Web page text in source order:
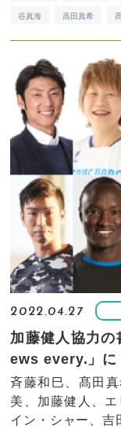
谷真海 高田真希
2022.04.27
加藤健人協力
ews every.」に
斉藤和巳、髙田
美、加藤健人、
イン・シャー、吉